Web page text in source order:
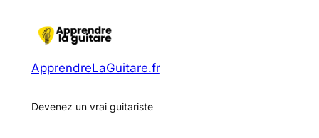
ApprendreLaGuitare.fr
Devenez un vrai guitariste